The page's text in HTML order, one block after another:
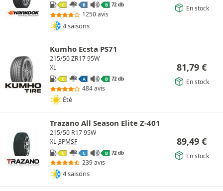
C B B 72 db
1250 avis
4 saisons
En stock
Kumho Ecsta PS71
215/50 ZR17 95W
XL
C A B 72 db
484 avis
Été
81,79 €
En stock
Trazano All Season Elite Z-401
215/50 R17 95W
XL 3PMSF
C C B 72 db
239 avis
4 saisons
89,49 €
En stock